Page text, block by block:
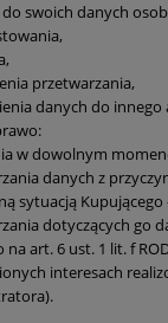
swoich danych
przetwarzania,
danych do
w dowolnym
danych z
sytuacją Kupującego
dotyczących go
na art. 6 ust. 1 lit. f
interesach